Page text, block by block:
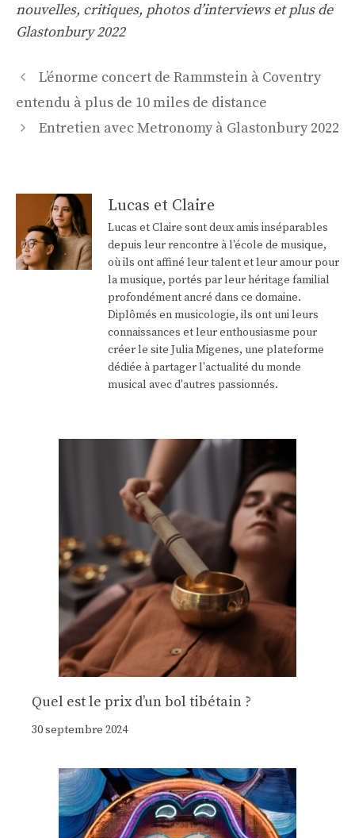
nouvelles, critiques, photos d’interviews et plus de
Glastonbury 2022
Navigation
des
L’énorme concert de Rammstein à Coventry
entendu à plus de 10 miles de distance
Entretien avec Metronomy à Glastonbury 2022
Lucas et Claire
Lucas et Claire sont deux amis inséparables
depuis leur rencontre à l'école de musique,
où ils ont affiné leur talent et leur amour pour
la musique, portés par leur héritage familial
profondément ancré dans ce domaine.
Diplômés en musicologie, ils ont uni leurs
connaissances et leur enthousiasme pour
créer le site Julia Migenes, une plateforme
dédiée à partager l'actualité du monde
musical avec d'autres passionnés.
Quel est le prix d’un bol tibétain ?
30 septembre 2024